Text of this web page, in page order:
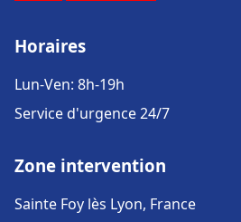
Horaires
Lun-Ven: 8h-19h
Service d'urgence 24/7
Zone intervention
Sainte Foy lès Lyon, France